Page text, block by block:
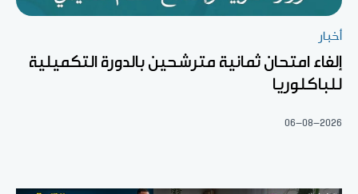
أخبار
إلغاء امتحان ثمانية مترشحين بالدورة التكميلية
للباكلوريا
06-08-2026